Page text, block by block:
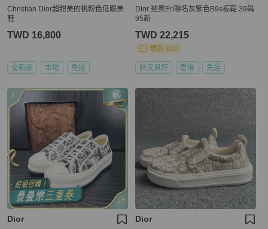
Christian Dior超甜美的桃粉色低跟美
鞋
TWD 16,800
全新品 本地 免運
Dior 迪奧Erl聯名灰紫色B9s板鞋 39碼
95新
TWD 22,215
現折 800
狀況良好 香港 免運
Dior Dior